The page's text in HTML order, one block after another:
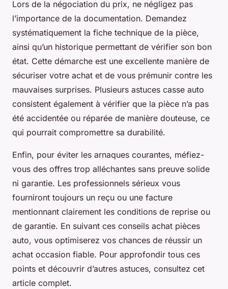
Lors de la négociation du prix, ne négligez pas
l’importance de la documentation. Demandez
systématiquement la fiche technique de la pièce,
ainsi qu’un historique permettant de vérifier son bon
état. Cette démarche est une excellente manière de
sécuriser votre achat et de vous prémunir contre les
mauvaises surprises. Plusieurs astuces casse auto
consistent également à vérifier que la pièce n’a pas
été accidentée ou réparée de manière douteuse, ce
qui pourrait compromettre sa durabilité.
Enfin, pour éviter les arnaques courantes, méfiez-
vous des offres trop alléchantes sans preuve solide
ni garantie. Les professionnels sérieux vous
fourniront toujours un reçu ou une facture
mentionnant clairement les conditions de reprise ou
de garantie. En suivant ces conseils achat pièces
auto, vous optimiserez vos chances de réussir un
achat occasion fiable. Pour approfondir tous ces
points et découvrir d’autres astuces, consultez cet
article complet.